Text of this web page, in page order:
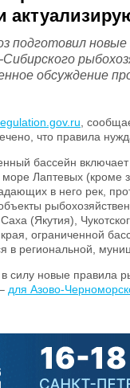
подготовил
обсуждение
,
что правила
бассейн
Лаптевых (кроме
в него рек,
(Якутия),
ограниченной
региональной,
силу новые правила
для Азово-